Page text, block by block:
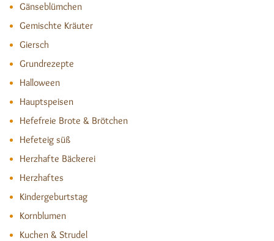
Gänseblümchen
Gemischte Kräuter
Giersch
Grundrezepte
Halloween
Hauptspeisen
Hefefreie Brote & Brötchen
Hefeteig süß
Herzhafte Bäckerei
Herzhaftes
Kindergeburtstag
Kornblumen
Kuchen & Strudel